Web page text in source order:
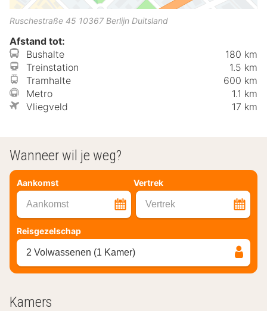
Ruschestraße 45 10367 Berlijn Duitsland
Afstand tot:
Bushalte
180 km
Treinstation
1.5 km
Tramhalte
600 km
Metro
1.1 km
Vliegveld
17 km
Wanneer wil je weg?
Aankomst Vertrek
Aankomst Vertrek
Reisgezelschap
2 Volwassenen (1 Kamer)
Kamers